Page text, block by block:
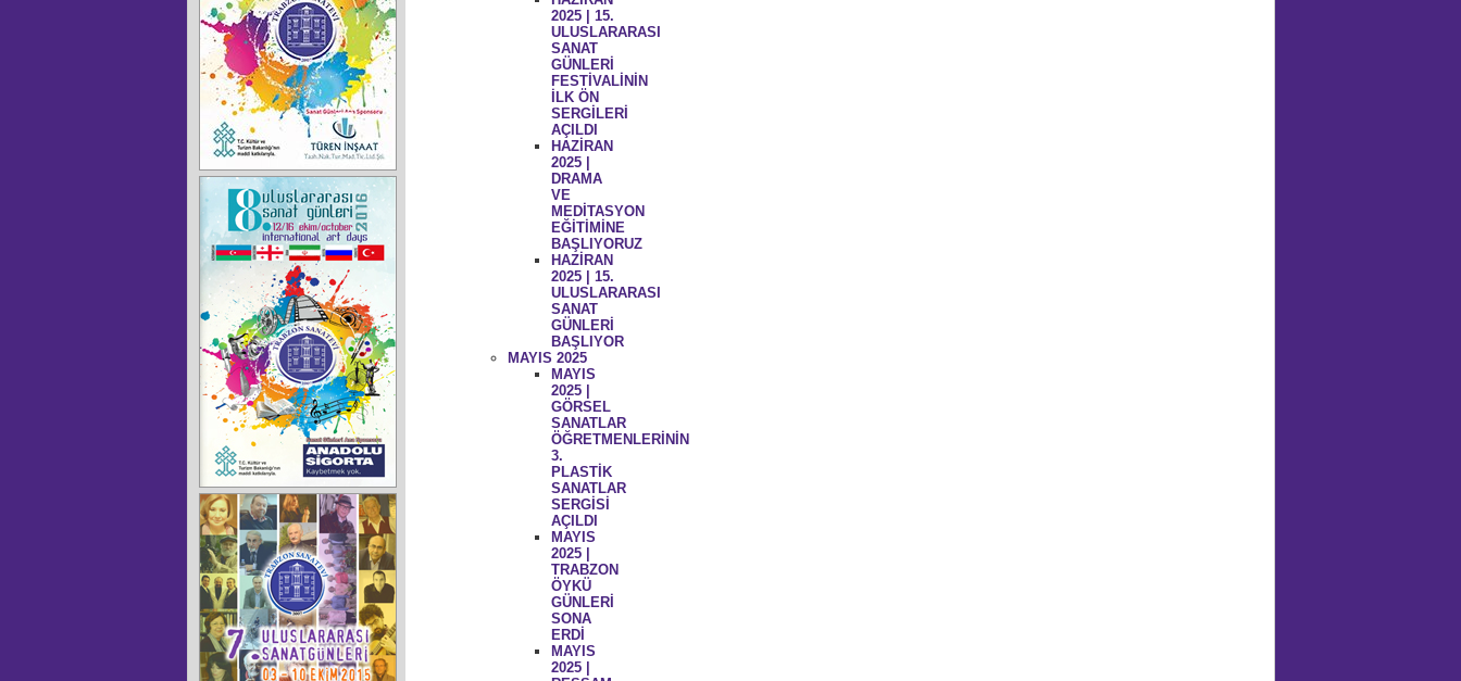
2025 | 15.
ULUSLARARASI
SANAT
GÜNLERİ
FESTİVALİNİN
İLK ÖN
SERGİLERİ
AÇILDI
HAZİRAN
2025 |
DRAMA
VE
MEDİTASYON
EĞİTİMİNE
BAŞLIYORUZ
HAZİRAN
2025 | 15.
ULUSLARARASI
SANAT
GÜNLERİ
BAŞLIYOR
MAYIS 2025
MAYIS
2025 |
GÖRSEL
SANATLAR
ÖĞRETMENLERİNİN
3.
PLASTİK
SANATLAR
SERGİSİ
AÇILDI
MAYIS
2025 |
TRABZON
ÖYKÜ
GÜNLERİ
SONA
ERDİ
MAYIS
2025 |